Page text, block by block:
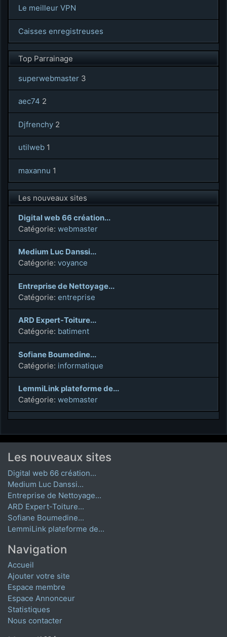
Le meilleur VPN
Caisses enregistreuses
Top Parrainage
superwebmaster 3
aec74 2
Djfrenchy 2
utilweb 1
maxannu 1
Les nouveaux sites
Digital web 66 création...
Catégorie: webmaster
Medium Luc Danssi...
Catégorie: voyance
Entreprise de Nettoyage...
Catégorie: entreprise
ARD Expert-Toiture...
Catégorie: batiment
Sofiane Boumedine...
Catégorie: informatique
LemmiLink plateforme de...
Catégorie: webmaster
Les nouveaux sites
Digital web 66 création...
Medium Luc Danssi...
Entreprise de Nettoyage...
ARD Expert-Toiture...
Sofiane Boumedine...
LemmiLink plateforme de...
Navigation
Accueil
Ajouter votre site
Espace membre
Espace Annonceur
Statistiques
Nous contacter